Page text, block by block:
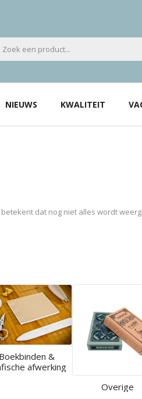
NIEUWS KWALITEIT
dat nog niet alles wordt
Boekbinden &
afwerking
Overige